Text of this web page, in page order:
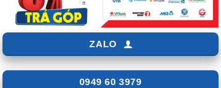
ZALO
0949 60 3979